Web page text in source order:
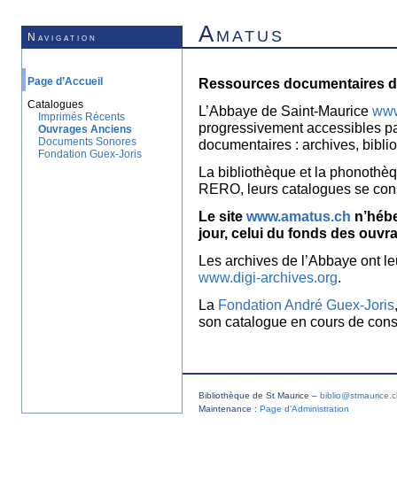
Navigation Amatus
Page d’Accueil
Catalogues
Imprimés Récents
Ouvrages Anciens
Documents Sonores
Fondation Guex-Joris
Ressources documentaires
L’Abbaye de Saint-Maurice
progressivement accessibles
documentaires : archives,
La bibliothèque et la
RERO, leurs catalogues se
Le site www.amatus.ch
jour, celui du fonds des
Les archives de l’Abbaye ont
www.digi-archives.org.
La Fondation André Guex-Joris
son catalogue en cours de
Bibliothèque de St Maurice –
Maintenance : Page d’Administration